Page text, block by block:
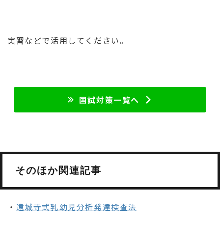
実習などで活用してください。
国試対策一覧へ
そのほか関連記事
・ 遠城寺式乳幼児分析発達検査法